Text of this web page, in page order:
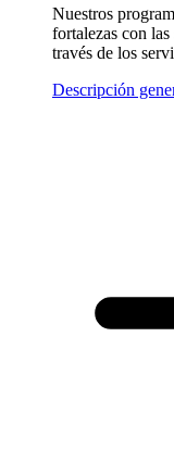
Nuestros
fortalezas con las
través de los
Descripción